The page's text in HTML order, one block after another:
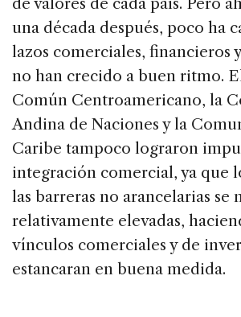
una década después, poco ha
lazos comerciales, financieros
no han crecido a buen ritmo.
Común Centroamericano, la
Andina de Naciones y la
Caribe tampoco lograron
integración comercial, ya que
las barreras no arancelarias se
relativamente elevadas,
vínculos comerciales y de
estancaran en buena medida.